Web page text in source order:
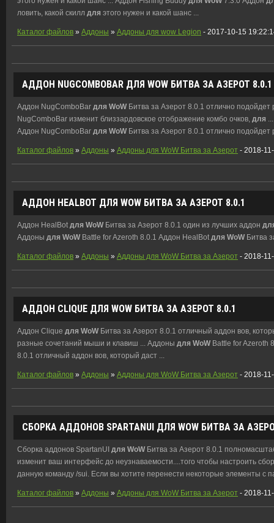
ловить, какой скилл для этого нужен и какой шанс ...
Каталог файлов » Аддоны » Аддоны для wow Legion - 2017-10-15
АДДОН NUGCOMBOBAR ДЛЯ WOW БИТВА ЗА АЗЕРОТ 8.0.1
Аддон NugComboBar для WoW Битва за Азерот 8.0.1 отлично
NugComboBar изменит близзардовское отображение комбо очков, для
Аддон NugComboBar для WoW Битва за Азерот 8.0.1 отлично
Каталог файлов » Аддоны » Аддоны для WoW Битва за Азерот - 2018-
АДДОН HEALBOT ДЛЯ WOW БИТВА ЗА АЗЕРОТ 8.0.1
Аддон HealBot для WoW Битва за Азерот 8.0.1 один из лучших аддон
Аддоны для WoW Battle for Azeroth 8.0.1 Аддон HealBot для WoW Битва
Каталог файлов » Аддоны » Аддоны для WoW Битва за Азерот - 2018-
АДДОН CLIQUE ДЛЯ WOW БИТВА ЗА АЗЕРОТ 8.0.1
Аддон Clique для WoW Битва за Азерот 8.0.1 отличный аддон вов,
разные сочетаний мыши и клавиш ... Аддоны для WoW Battle for Azeroth
8.0.1 отличный аддон вов, который даст ...
Каталог файлов » Аддоны » Аддоны для WoW Битва за Азерот - 2018-
СБОРКА АДДОНОВ SPARTANUI ДЛЯ WOW БИТВА ЗА
Сборка аддонов SpartanUI для WoW Битва за Азерот 8.0.1
изменит ваш интерфейс до неузнаваемости....того чтобы настроить
данную команду /sui. Если вы хотите перенести некоторые элементы с
Каталог файлов » Аддоны » Аддоны для WoW Битва за Азерот - 2018-